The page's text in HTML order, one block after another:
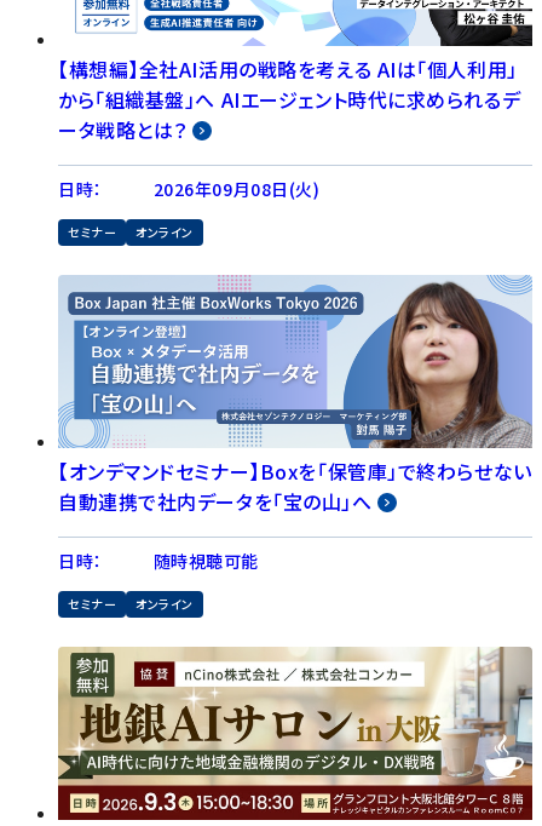
【構想編】全社AI活用の戦略を考える AIは「個人利用」
から「組織基盤」へ AIエージェント時代に求められるデ
ータ戦略とは？
日時： 2026年09月08日(火)
セミナー オンライン
【オンデマンドセミナー】Boxを「保管庫」で終わらせない
自動連携で社内データを「宝の山」へ
日時： 随時視聴可能
セミナー オンライン